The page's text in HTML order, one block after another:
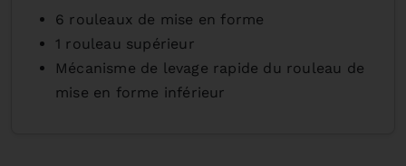
6 rouleaux de mise en forme
1 rouleau supérieur
Mécanisme de levage rapide du rouleau de
mise en forme inférieur